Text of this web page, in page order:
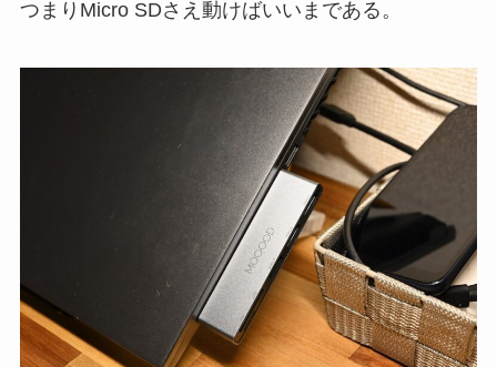
つまりMicro SDさえ動けばいいまである。